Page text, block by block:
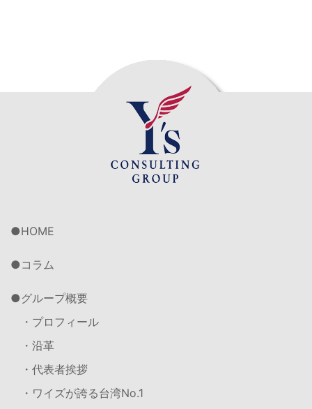
HOME
コラム
グループ概要
・プロフィール
・沿革
・代表者挨拶
・ワイズが誇る台湾No.1